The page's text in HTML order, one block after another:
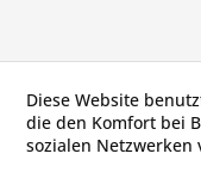
Diese Website
die den Komfort bei
sozialen